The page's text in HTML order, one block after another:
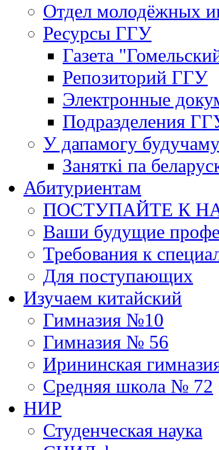
Отдел молодёжных
Ресурсы ГГУ
Газета
Репозиторий ГГУ
Электронные
Подразделения
У дапамогу
Заняткi па
Абитуриентам
ПОСТУПАЙТЕ К
Ваши будущие
Требования к
Для поступающих
Изучаем китайский
Гимназия №10
Гимназия № 56
Ирининская
Средняя школа № 72
НИР
Студенческая наука